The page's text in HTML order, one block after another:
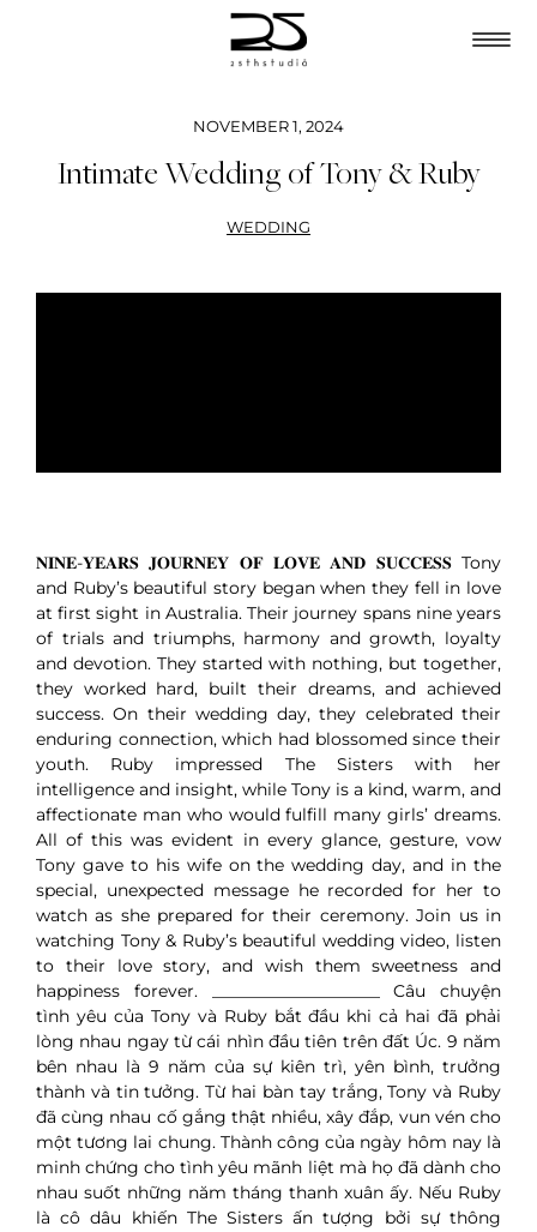
NOVEMBER 1, 2024
Intimate Wedding of Tony & Ruby
WEDDING
𝐍𝐈𝐍𝐄-𝐘𝐄𝐀𝐑𝐒 𝐉𝐎𝐔𝐑𝐍𝐄𝐘 𝐎𝐅 𝐋𝐎𝐕𝐄 𝐀𝐍𝐃 𝐒𝐔𝐂𝐂𝐄𝐒𝐒 Tony
and Ruby’s beautiful story began when they fell in love
at first sight in Australia. Their journey spans nine years
of trials and triumphs, harmony and growth, loyalty
and devotion. They started with nothing, but together,
they worked hard, built their dreams, and achieved
success. On their wedding day, they celebrated their
enduring connection, which had blossomed since their
youth. Ruby impressed The Sisters with her
intelligence and insight, while Tony is a kind, warm, and
affectionate man who would fulfill many girls’ dreams.
All of this was evident in every glance, gesture, vow
Tony gave to his wife on the wedding day, and in the
special, unexpected message he recorded for her to
watch as she prepared for their ceremony. Join us in
watching Tony & Ruby’s beautiful wedding video, listen
to their love story, and wish them sweetness and
happiness forever. ____________________ Câu chuyện
tình yêu của Tony và Ruby bắt đầu khi cả hai đã phải
lòng nhau ngay từ cái nhìn đầu tiên trên đất Úc. 9 năm
bên nhau là 9 năm của sự kiên trì, yên bình, trưởng
thành và tin tưởng. Từ hai bàn tay trắng, Tony và Ruby
đã cùng nhau cố gắng thật nhiều, xây đắp, vun vén cho
một tương lai chung. Thành công của ngày hôm nay là
minh chứng cho tình yêu mãnh liệt mà họ đã dành cho
nhau suốt những năm tháng thanh xuân ấy. Nếu Ruby
là cô dâu khiến The Sisters ấn tượng bởi sự thông